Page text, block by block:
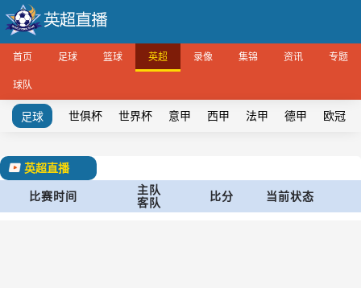
首页 足球 篮球 英超 录像 集锦 资讯 专题
球队
足球 世俱杯 世界杯 意甲 西甲 法甲 德甲 欧冠
英超直播
比赛时间 主队 比分
客队 当前状态